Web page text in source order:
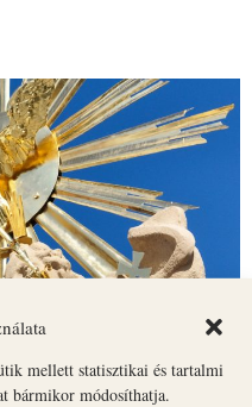
mellett statisztikai és tartalmi
bármikor módosíthatja.